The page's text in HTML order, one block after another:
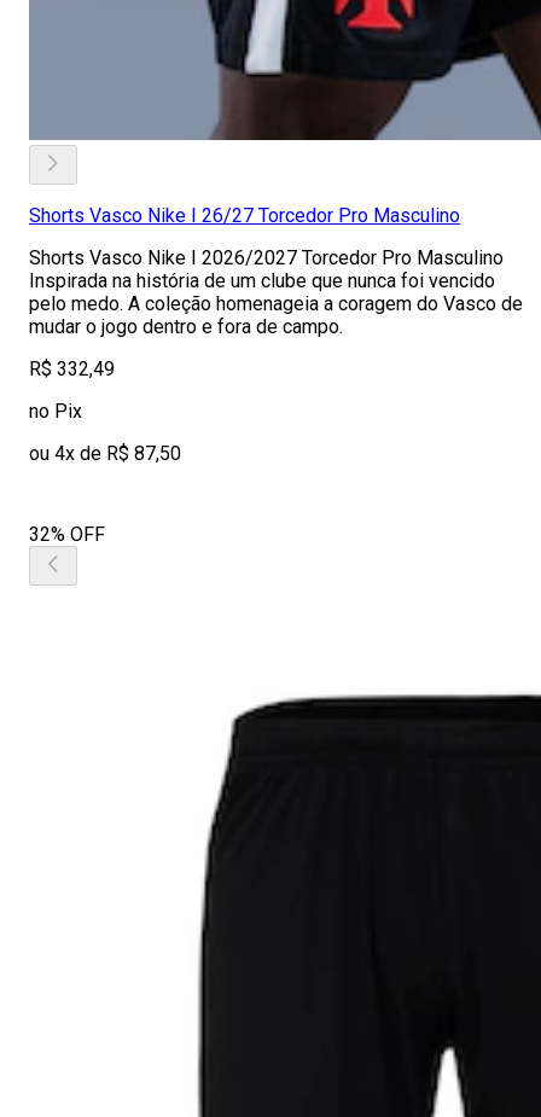
Shorts Vasco Nike I 26/27 Torcedor Pro Masculino
Shorts Vasco Nike I 2026/2027 Torcedor Pro Masculino
Inspirada na história de um clube que nunca foi vencido
pelo medo. A coleção homenageia a coragem do Vasco de
mudar o jogo dentro e fora de campo.
R$ 332,49
no Pix
ou 4x de R$ 87,50
32% OFF